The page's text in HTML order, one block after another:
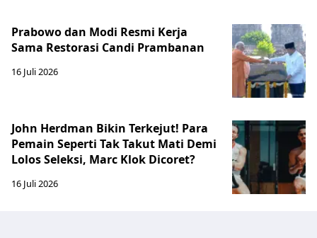
Prabowo dan Modi Resmi Kerja
Sama Restorasi Candi Prambanan
16 Juli 2026
John Herdman Bikin Terkejut! Para
Pemain Seperti Tak Takut Mati Demi
Lolos Seleksi, Marc Klok Dicoret?
16 Juli 2026